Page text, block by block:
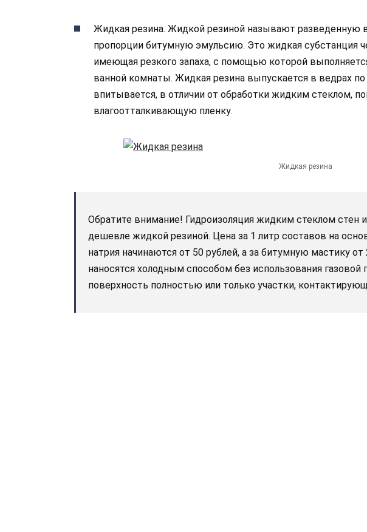
Жидкая резина. Жидкой резиной называют разведенную
пропорции битумную эмульсию. Это жидкая субстанция
имеющая резкого запаха, с помощью которой
ванной комнаты. Жидкая резина выпускается в ведрах
впитывается, в отличии от обработки жидким стеклом,
влагоотталкивающую пленку.
Жидкая резина
Обратите внимание! Гидроизоляция жидким стеклом стен
дешевле жидкой резиной. Цена за 1 литр составов на
натрия начинаются от 50 рублей, а за битумную мастику
наносятся холодным способом без использования
поверхность полностью или только участки,